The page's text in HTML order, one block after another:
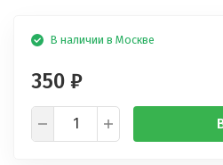
В наличии в Москве
350 ₽